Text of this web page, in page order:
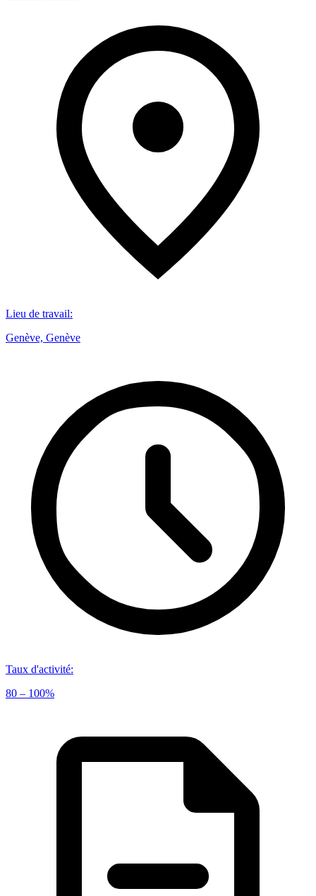
Lieu de travail:
Genève, Genève
Taux d'activité:
80 – 100%